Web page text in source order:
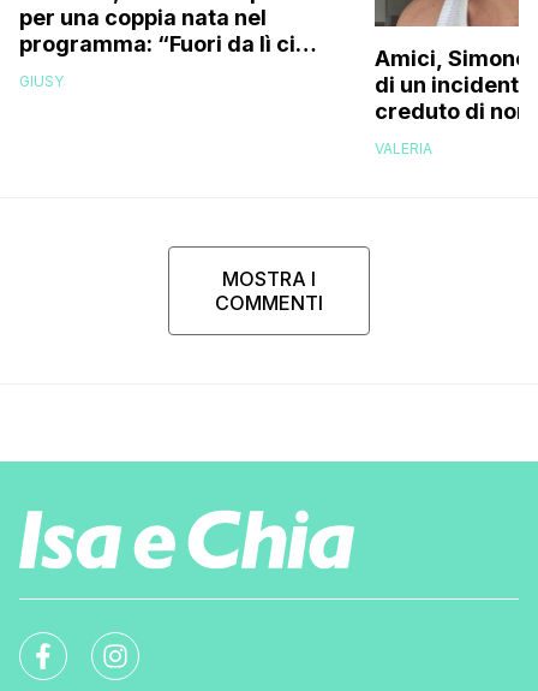
per una coppia nata nel
programma: “Fuori da lì ci
siamo resi conto che…”
GIUSY
Amici, Simone
di un incidente
creduto di
più la mia
VALERIA
MOSTRA I
COMMENTI